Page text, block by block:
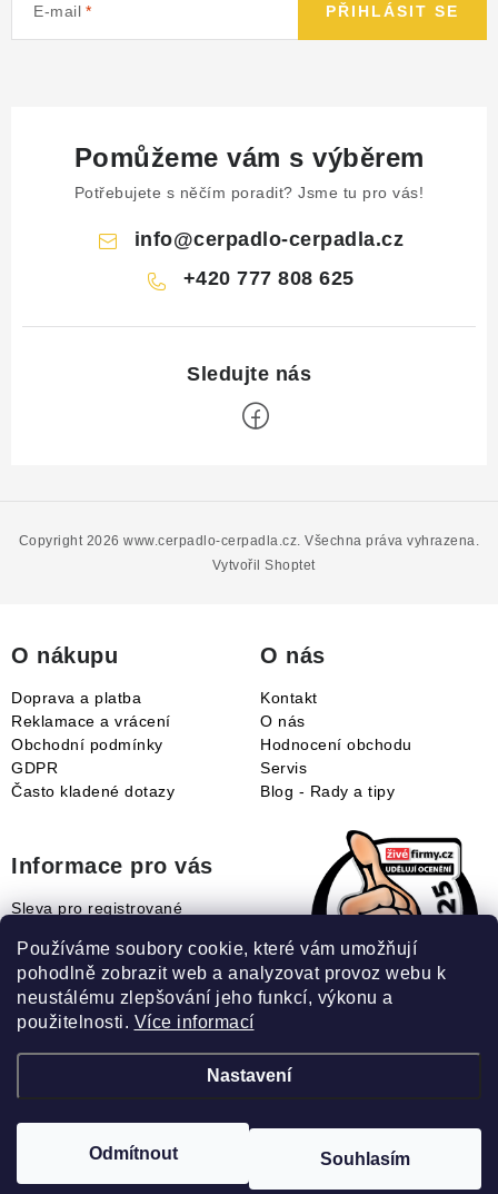
Používáme soubory cookie, které vám umožňují
pohodlně zobrazit web a analyzovat provoz webu k
neustálému zlepšování jeho funkcí, výkonu a
použitelnosti. Více informací
Nastavení
Odmítnout Souhlasím
E-mail PŘIHLÁSIT SE
Pomůžeme vám s výběrem
Potřebujete s něčím poradit? Jsme tu pro vás!
info@cerpadlo-cerpadla.cz
+420 777 808 625
Vytvořil Shoptet
Copyright 2026www.cerpadlo-cerpadla.cz . Všechna práva vyhrazena.
O nákupu
Doprava a platba
Reklamace a vrácení
Obchodní podmínky
GDPR
Často kladené dotazy
O nás
Kontakt
O nás
Hodnocení obchodu
Servis
Blog - Rady a tipy
Informace pro vás
Sleva pro registrované
Jak uplatnit slevový kupón?
Jak nakupovat?
Slovník pojmů
Recenze našeho eshopu: